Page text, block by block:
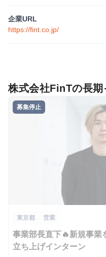
企業URL
https://fint.co.jp/
株式会社FinTの長
募集停止
東京都 営業
事業部長直下🔥新規事
立ち上げインターン